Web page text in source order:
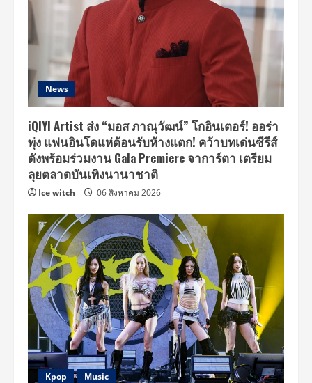
News
iQIYI Artist ส่ง “มอส ภาณุวัฒน์” โกอินเตอร์! ออร่า
พุ่ง แฟนอินโดแห่ต้อนรับห้างแตก! คว้าบทเด่นซีรีส์
ดังพร้อมร่วมงาน Gala Premiere จาการ์ตา เตรียม
ลุยตลาดบันเทิงนานาชาติ
Ice witch 06 สิงหาคม 2026
Kpop Music